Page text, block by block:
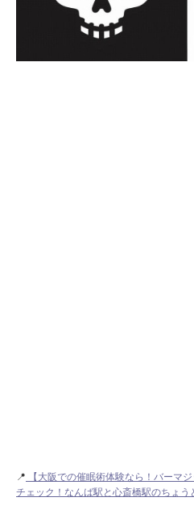
📍 【大阪での催眠術体験なら！バーマ
チェック！なんば駅と心斎橋駅のちょう